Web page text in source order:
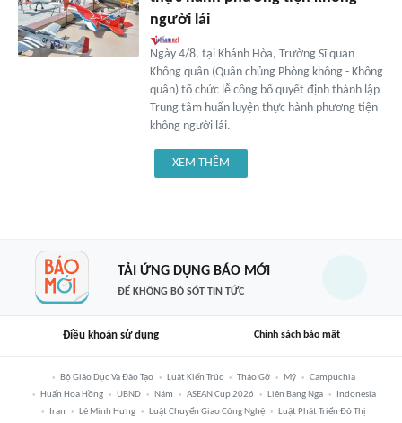
người lái
Ngày 4/8, tại Khánh Hòa, Trường Sĩ quan
Không quân (Quân chủng Phòng không - Không
quân) tổ chức lễ công bố quyết định thành lập
Trung tâm huấn luyện thực hành phương tiện
không người lái.
XEM THÊM
TẢI ỨNG DỤNG BÁO MỚI
ĐỂ KHÔNG BỎ SÓT TIN TỨC
Điều khoản sử dụng Chính sách bảo mật
Bộ Giáo Dục Và Đào Tạo Luật Kiến Trúc Tháo Gỡ Mỹ
Campuchia
Huấn Hoa Hồng
UBND Năm ASEAN Cup 2026 Liên Bang Nga
Indonesia
Iran
Lê Minh Hưng Luật Chuyển Giao Công Nghệ
Luật Phát Triển Đô Thị